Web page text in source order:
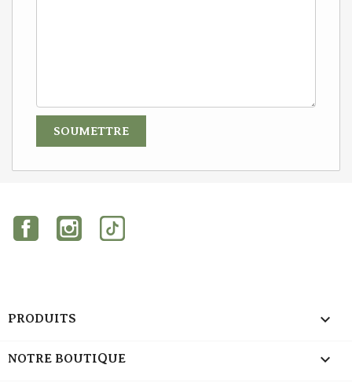
FacebookInstagramTikTok
PRODUITS 
NOTRE BOUTIQUE 